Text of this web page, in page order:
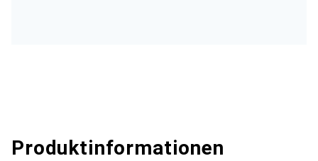
Produktinformationen